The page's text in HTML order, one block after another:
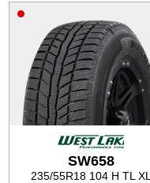
SW658
235/55R18 104 H TL XL